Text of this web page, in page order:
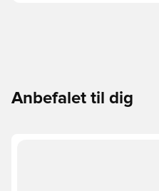
Anbefalet til dig